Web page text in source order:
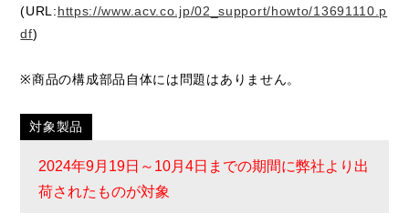
(URL:https://www.acv.co.jp/02_support/howto/13691110.p
df)
※商品の構成部品自体には問題はありません。
対象製品
2024年9月19日～10月4日までの期間に弊社より出
荷されたものが対象